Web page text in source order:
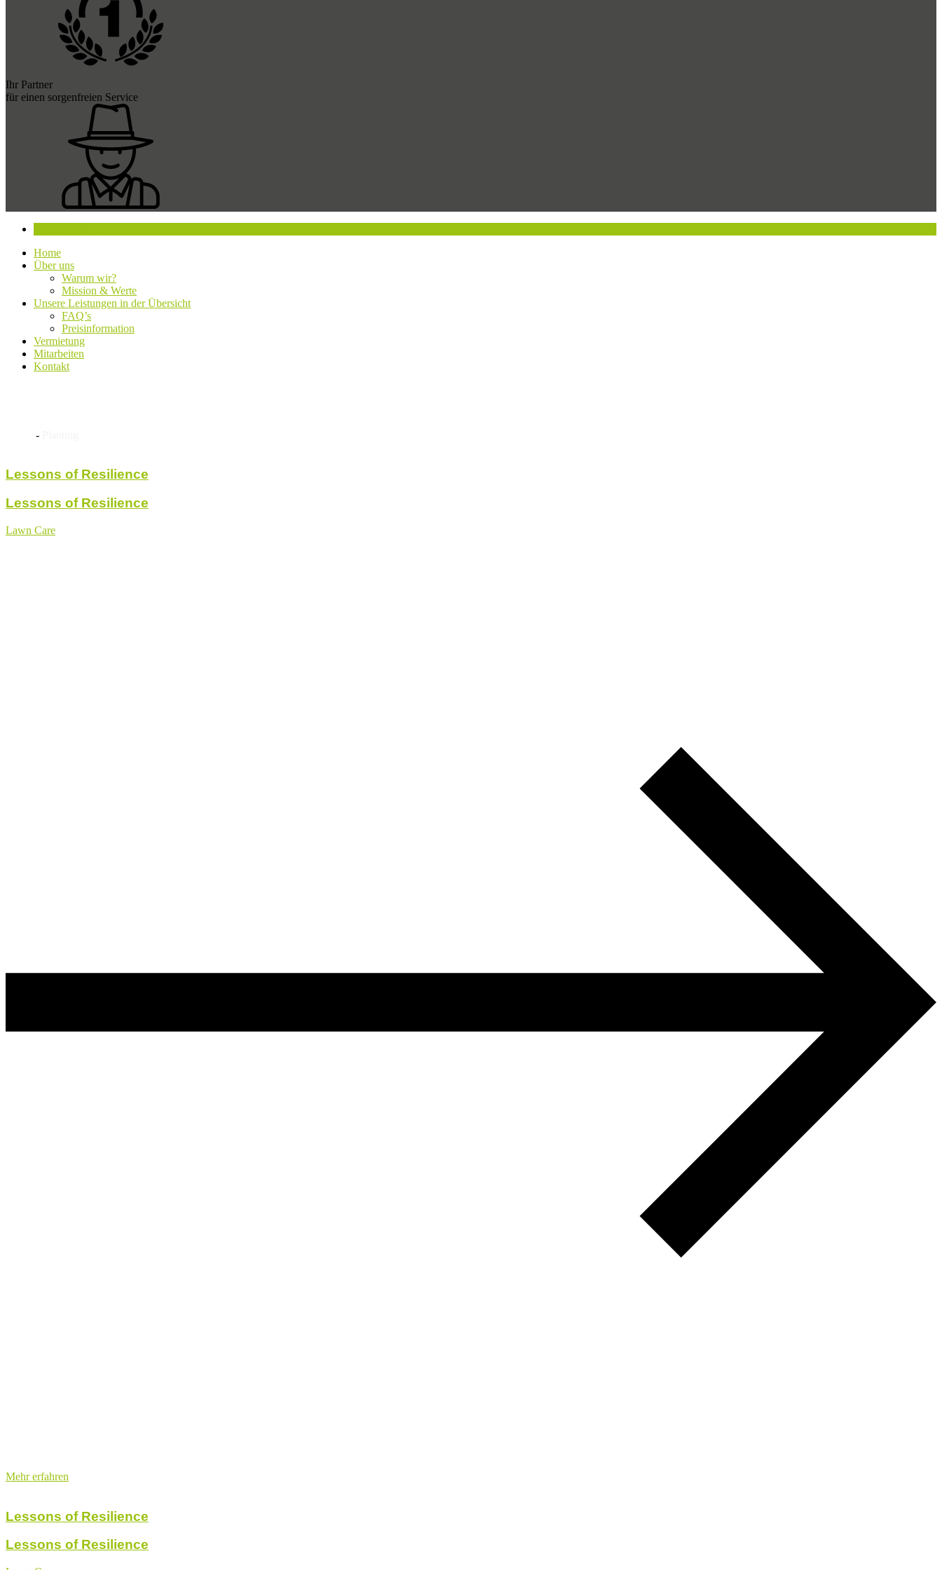
Ihr Partner
für einen sorgenfreien Service
Home
Über uns
Warum wir?
Mission & Werte
Unsere Leistungen in der Übersicht
FAQ’s
Preisinformation
Vermietung
Mitarbeiten
Kontakt
-
Lessons of Resilience
Lessons of Resilience
Lawn Care
Mehr erfahren
Lessons of Resilience
Lessons of Resilience